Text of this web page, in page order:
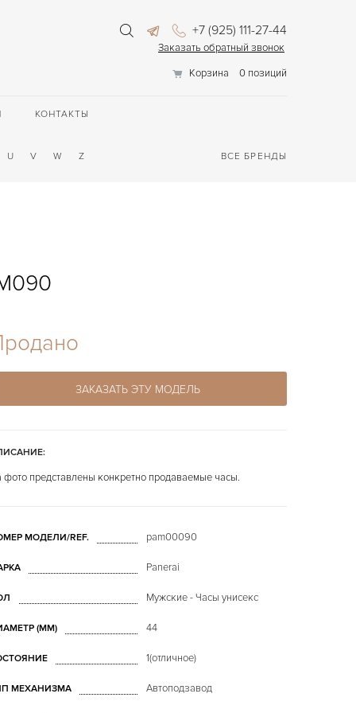
+7 (925) 111-27-44
Заказать обратный звонок
Корзина
0 позиций
КОНТАКТЫ
U V W Z ВСЕ БРЕНДЫ
ЗАКАЗАТЬ ЭТУ МОДЕЛЬ
фото представлены конкретно продаваемые часы.
МОДЕЛИ/REF. pam00090
Panerai
Мужские - Часы унисекс
(MM) 44
1(отличное)
МЕХАНИЗМА Автоподзавод